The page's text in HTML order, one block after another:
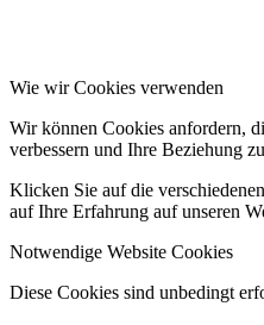
Wie wir Cookies verwenden
Wir können Cookies anfordern,
verbessern und Ihre Beziehung
Klicken Sie auf die
auf Ihre Erfahrung auf unseren
Notwendige Website Cookies
Diese Cookies sind unbedingt